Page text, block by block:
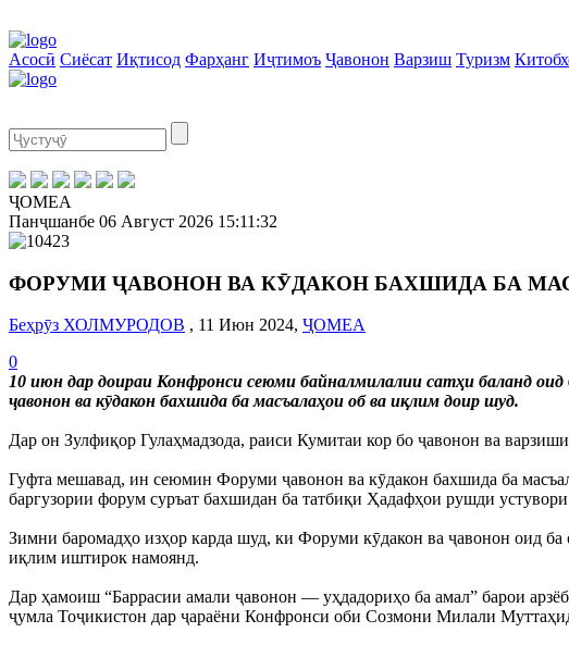
Асосӣ Сиёсат Иқтисод Фарҳанг Иҷтимоъ Ҷавонон Варзиш Туризм
ҶОМЕА
Панҷшанбе 06 Август 2026 15:11:33
ФОРУМИ ҶАВОНОН ВА КӮДАКОН БАХШИДА БА
Беҳрӯз ХОЛМУРОДОВ , 11 Июн 2024, ҶОМЕА
0
10 июн дар доираи Конфронси сеюми байналмилалии сатҳи баланд
ҷавонон ва кӯдакон бахшида ба масъалаҳои об ва иқлим доир шуд.
Дар он Зулфиқор Гулаҳмадзода, раиси Кумитаи кор бо ҷавонон ва
Гуфта мешавад, ин сеюмин Форуми ҷавонон ва кӯдакон бахшида ба
баргузории форум суръат бахшидан ба татбиқи Ҳадафҳои рушди
Зимни баромадҳо изҳор карда шуд, ки Форуми кӯдакон ва ҷавонон оид
иқлим иштирок намоянд.
Дар ҳамоиш “Баррасии амали ҷавонон — уҳдадориҳо ба амал” барои
ҷумла Тоҷикистон дар ҷараёни Конфронси оби Созмони Милали